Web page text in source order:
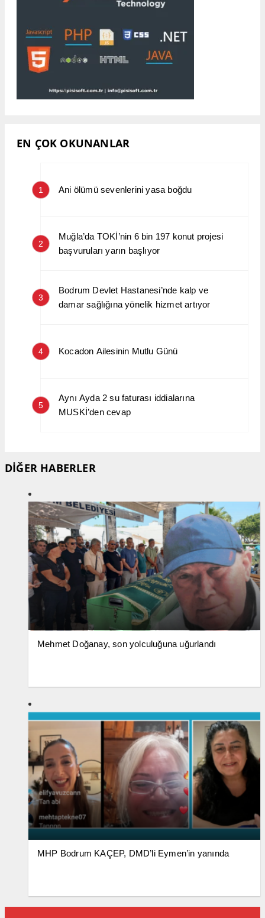
EN ÇOK OKUNANLAR
1 Ani ölümü sevenlerini yasa boğdu
2
Muğla’da TOKİ’nin 6 bin 197 konut projesi
başvuruları yarın başlıyor
3
Bodrum Devlet Hastanesi’nde kalp ve
damar sağlığına yönelik hizmet artıyor
4 Kocadon Ailesinin Mutlu Günü
5
Aynı Ayda 2 su faturası iddialarına
MUSKİ’den cevap
DİĞER HABERLER
Mehmet Doğanay, son yolculuğuna uğurlandı
MHP Bodrum KAÇEP, DMD’li Eymen’in yanında